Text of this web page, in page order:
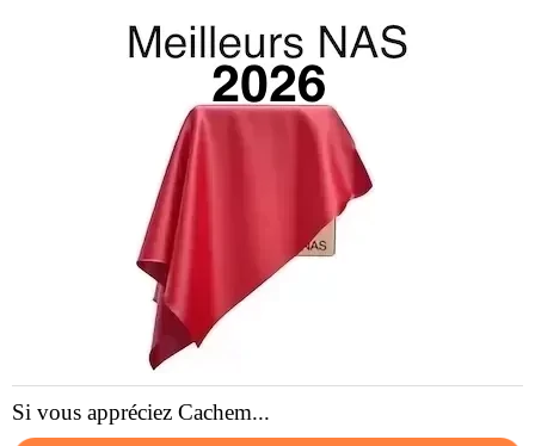
Si vous appréciez Cachem...